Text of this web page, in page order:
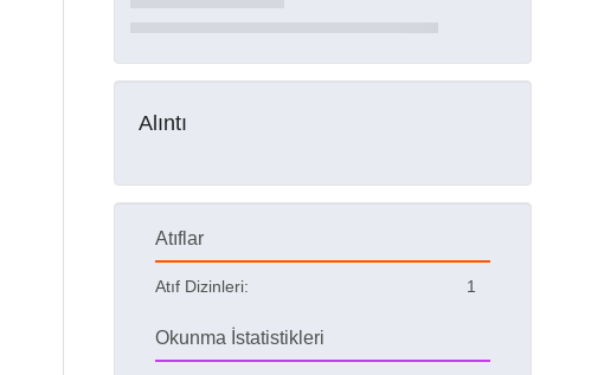
Alıntı
Atıflar
Atıf Dizinleri: 1
Okunma İstatistikleri